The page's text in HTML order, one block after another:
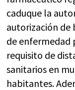
caduque la
autorización de
de enfermedad
requisito de
sanitarios en
habitantes.